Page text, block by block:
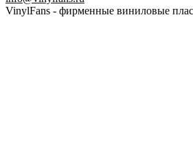
VinylFans - фирменные виниловые